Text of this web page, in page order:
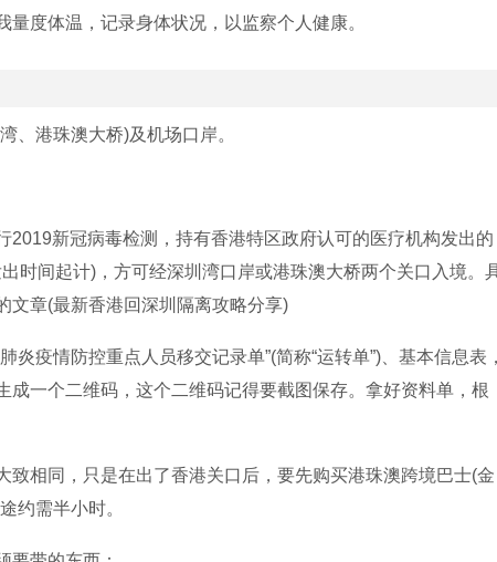
度体温，记录身体状况，以监察个人健康。
、港珠澳大桥)及机场口岸。
新冠病毒检测，持有香港特区政府认可的医疗机构发出的
时间起计)，方可经深圳湾口岸或港珠澳大桥两个关口入境。
文章(最新香港回深圳隔离攻略分享)
炎疫情防控重点人员移交记录单”(简称“运转单”)、基本信息表，
成一个二维码，这个二维码记得要截图保存。拿好资料单，根
相同，只是在出了香港关口后，要先购买港珠澳跨境巴士(金
约需半小时。